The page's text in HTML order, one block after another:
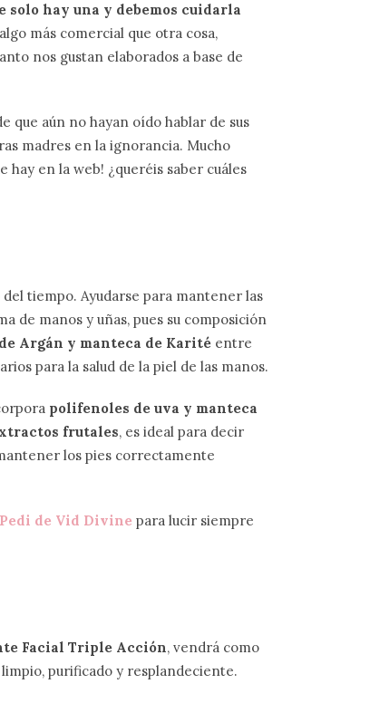
solo hay una y debemos cuidarla
más comercial que otra cosa,
nos gustan elaborados a base de
que aún no hayan oído hablar de sus
madres en la ignorancia. Mucho
hay en la web! ¿queréis saber cuáles
tiempo. Ayudarse para mantener las
de manos y uñas, pues su composición
Argán y manteca de Karité entre
para la salud de la piel de las manos.
polifenoles de uva y manteca
frutales, es ideal para decir
los pies correctamente
de Vid Divine para lucir siempre
Facial Triple Acción, vendrá como
purificado y resplandeciente.